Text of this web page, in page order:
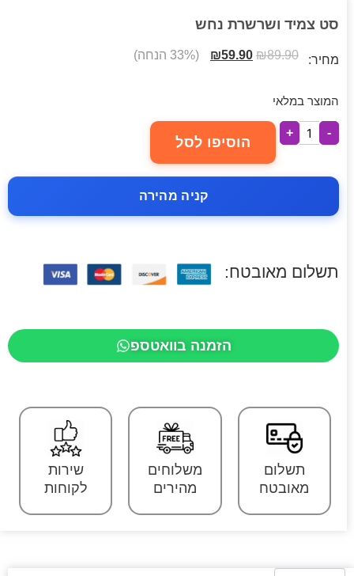
סט צמיד ושרשרת נחש
מחיר: ₪89.90
₪59.90 (33% הנחה)
המוצר במלאי
-
+
הוסיפו לסל
קניה מהירה
תשלום מאובטח:
הזמנה בוואטספ
תשלום
מאובטח
משלוחים
מהירים
שירות
לקוחות